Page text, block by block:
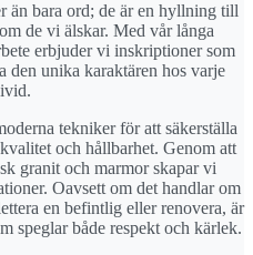
än bara ord; de är en hyllning till
de vi älskar. Med vår långa
erbjuder vi inskriptioner som
den unika karaktären hos varje
tekniker för att säkerställa
och hållbarhet. Genom att
granit och marmor skapar vi
Oavsett om det handlar om
en befintlig eller renovera, är
speglar både respekt och kärlek.